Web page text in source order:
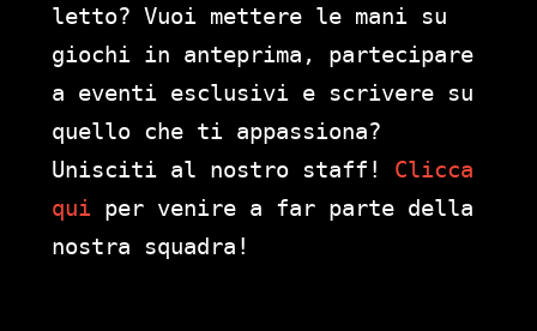
letto? Vuoi mettere le mani su
giochi in anteprima, partecipare
a eventi esclusivi e scrivere su
quello che ti appassiona?
Unisciti al nostro staff! Clicca
qui per venire a far parte della
nostra squadra!